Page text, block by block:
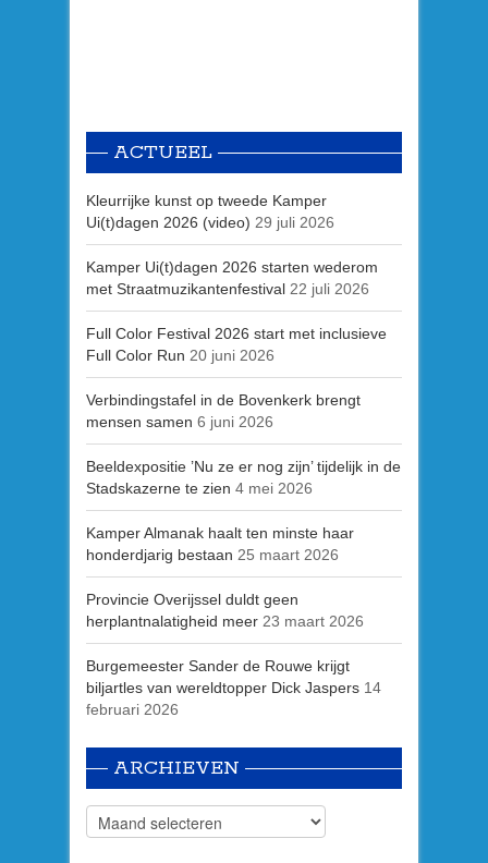
ACTUEEL
Kleurrijke kunst op tweede Kamper
Ui(t)dagen 2026 (video) 29 juli 2026
Kamper Ui(t)dagen 2026 starten wederom
met Straatmuzikantenfestival 22 juli 2026
Full Color Festival 2026 start met inclusieve
Full Color Run 20 juni 2026
Verbindingstafel in de Bovenkerk brengt
mensen samen 6 juni 2026
Beeldexpositie ’Nu ze er nog zijn’ tijdelijk in de
Stadskazerne te zien 4 mei 2026
Kamper Almanak haalt ten minste haar
honderdjarig bestaan 25 maart 2026
Provincie Overijssel duldt geen
herplantnalatigheid meer 23 maart 2026
Burgemeester Sander de Rouwe krijgt
biljartles van wereldtopper Dick Jaspers 14
februari 2026
ARCHIEVEN